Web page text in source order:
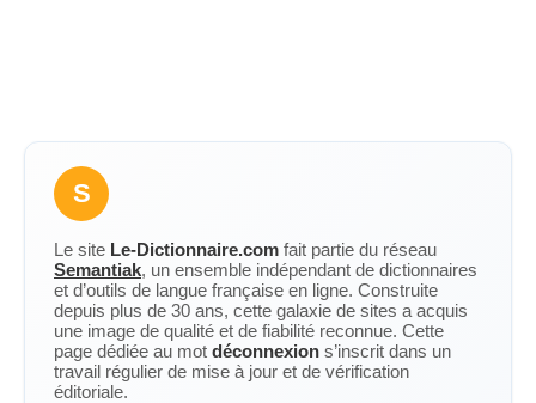
S
Le site Le-Dictionnaire.com fait partie du réseau
Semantiak, un ensemble indépendant de dictionnaires
et d’outils de langue française en ligne. Construite
depuis plus de 30 ans, cette galaxie de sites a acquis
une image de qualité et de fiabilité reconnue. Cette
page dédiée au mot déconnexion s’inscrit dans un
travail régulier de mise à jour et de vérification
éditoriale.